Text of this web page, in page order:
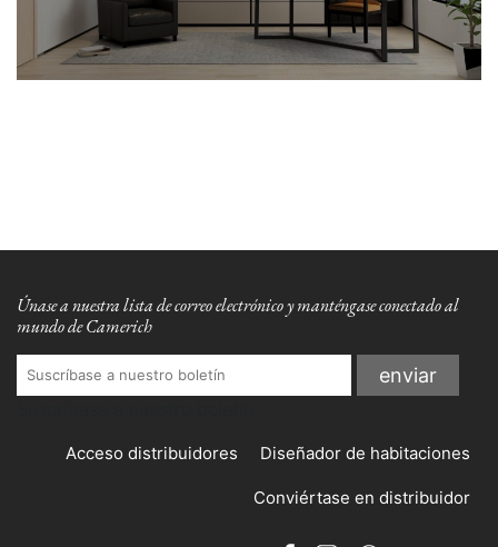
Únase a nuestra lista de correo electrónico y manténgase conectado al
mundo de Camerich
Acceso distribuidores Diseñador de habitaciones
Conviértase en distribuidor